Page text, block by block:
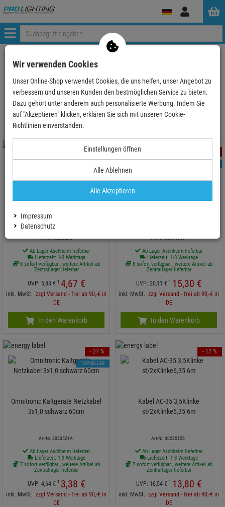
Anmelden
Menü
ProLighting Omnitronic
Omnitronic
Kaltgeräte Verlängerungskabel,
Art-Nr. 30235200
Ab Lager Aschheim lieferbar
Lieferzeit: 1-3 Werktage
8 sofort verfügbar , weitere Artikel ab
Zentrallager lieferbar
UVP: 5,83 € 1 4,67 €
inkl. MwSt. zzgl Versand - frei ab 90,-€ in
DE
- 20 %
In den Warenkorb
OMNITRONIC Distanzstange
Art-Nr. 60004558
Ab Lager Aschheim lieferbar
Lieferzeit: 1-3 Werktage
8 sofort verfügbar , weitere Artikel ab
Zentrallager lieferbar
UVP: 20,11 € 1 15,30 €
inkl. MwSt. zzgl Versand - frei ab 90,-€ in
DE
In den Warenkorb
Omnitronic Kaltgeräte Netzkabel
3x1,0 schwarz 60cm
Art-Nr. 3023521A
Ab Lager Aschheim lieferbar
Lieferzeit: 1-3 Werktage
7 sofort verfügbar , weitere Artikel ab
Zentrallager lieferbar
UVP: 4, 64 € 1 3,38 €
inkl. MwSt. zzgl Versand - frei ab 90,-€ in
DE
- 27 %
TOPSELLER
Kabel AC-35 3,5Klinke
st/2xKlinke6,35 6m
Art-Nr. 30225156
Ab Lager Aschheim lieferbar
Lieferzeit: 1-3 Werktage
7 sofort verfügbar , weitere Artikel ab
Zentrallager lieferbar
UVP: 16, 54 € 1 13,80 €
inkl. MwSt. zzgl Versand - frei ab 90,-€ in
DE
- 17 %
Wir verwenden Cookies
Unser Online-Shop verwendet Cookies, die uns helfen, unser Angebot zu
verbessern und unseren Kunden den bestmöglichen Service zu bieten.
Dazu gehört unter anderem auch personalisierte Werbung. Indem Sie
auf "Akzeptieren" klicken, erklären Sie sich mit unseren Cookie-
Richtlinien einverstanden.
Einstellungen öffnen
Alle Ablehnen
Alle Akzeptieren
Impressum
Datenschutz